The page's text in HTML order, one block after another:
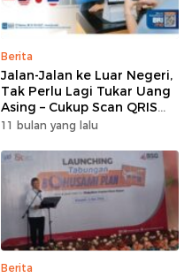
Berita
Jalan-Jalan ke Luar Negeri,
Tak Perlu Lagi Tukar Uang
Asing – Cukup Scan QRIS
Pakai BRImo
11 bulan yang lalu
Berita